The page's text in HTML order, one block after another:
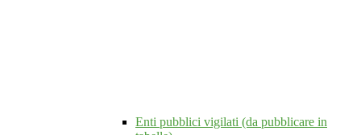
Enti pubblici vigilati (da pubblicare in